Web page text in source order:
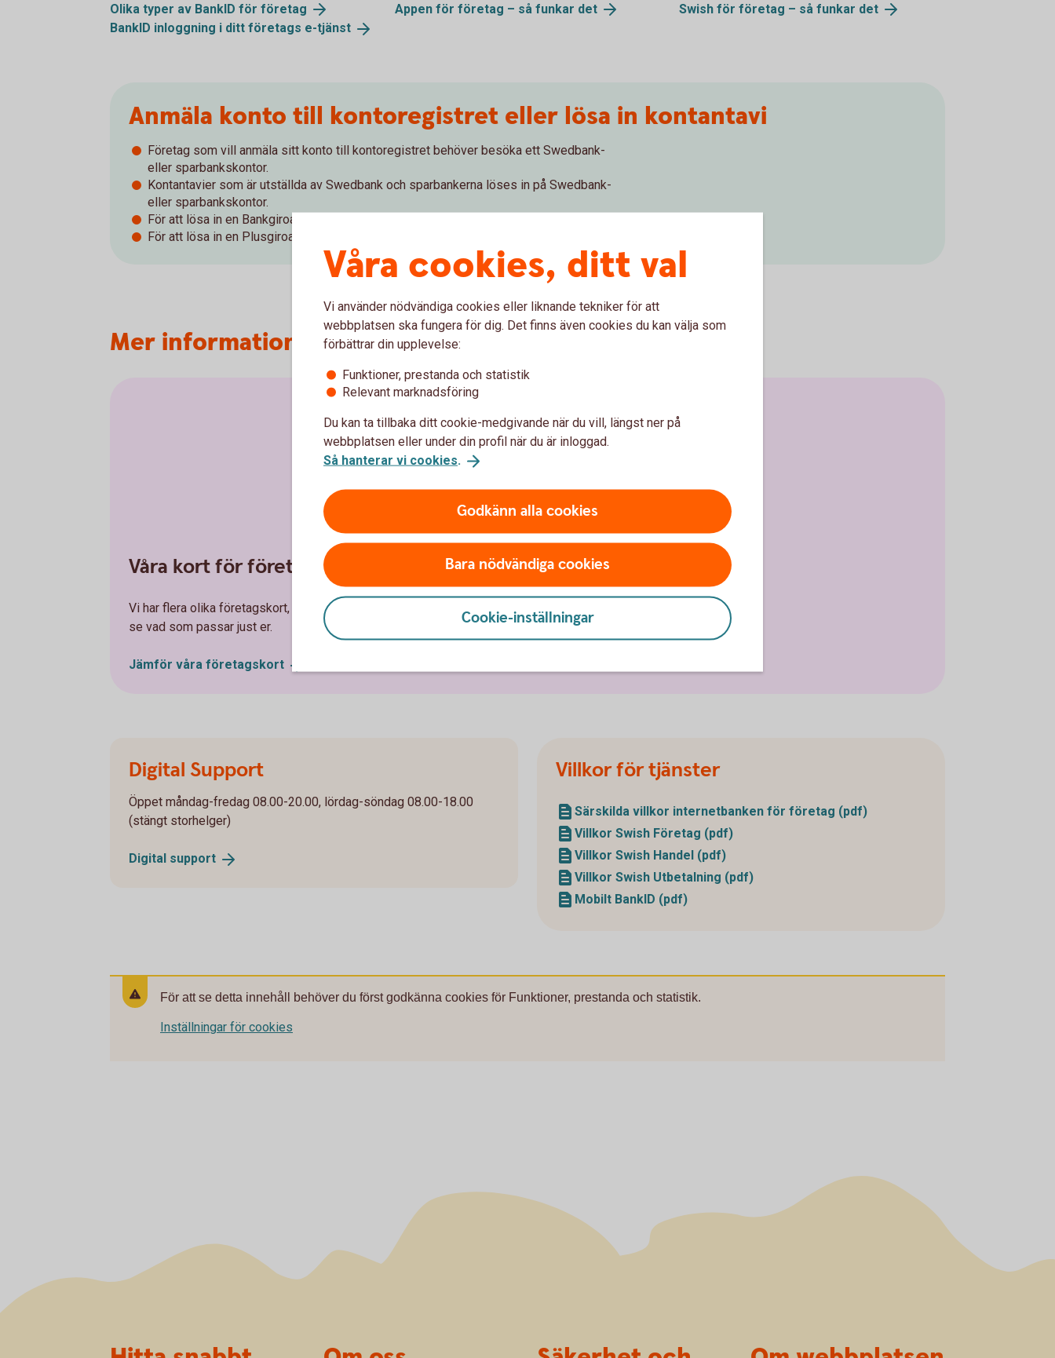
Olika typer av BankID för företag
BankID inloggning i ditt företags e-tjänst
Appen för företag – så funkar det Swish för företag – så funkar det
Anmäla konto till kontoregistret eller lösa in kontantavi
Företag som vill anmäla sitt konto till kontoregistret behöver besöka ett Swedbank-
eller sparbankskontor.
Kontantavier som är utställda av Swedbank och sparbankerna löses in på Swedbank-
eller sparbankskontor.
För att lösa in en Bankgiroavi behöver du vända dig till din bank.
För att lösa in en Plusgiroavi behöver du vända dig till Nordea.
Mer information
Våra kort
Våra kort för företag
Vi har flera olika företagskort, kopplade till såväl konto som faktura. Jämför våra kort och
se vad som passar just er.
Jämför våra företagskort
Digital Support
Öppet måndag-fredag 08.00-20.00, lördag-söndag 08.00-18.00
(stängt storhelger)
Digital support
Villkor för tjänster
Särskilda villkor internetbanken för företag (pdf)
Villkor Swish Företag (pdf)
Villkor Swish Handel (pdf)
Villkor Swish Utbetalning (pdf)
Mobilt BankID (pdf)
För att se detta innehåll behöver du först godkänna cookies för Funktioner, prestanda och statistik.
Inställningar för cookies
Våra cookies, ditt val
Vi använder nödvändiga cookies eller liknande tekniker för att
webbplatsen ska fungera för dig. Det finns även cookies du kan välja som
förbättrar din upplevelse:
Funktioner, prestanda och statistik
Relevant marknadsföring
Du kan ta tillbaka ditt cookie-medgivande när du vill, längst ner på
webbplatsen eller under din profil när du är inloggad.
Så hanterar vi cookies.
Godkänn alla cookies
Bara nödvändiga cookies
Cookie-inställningar